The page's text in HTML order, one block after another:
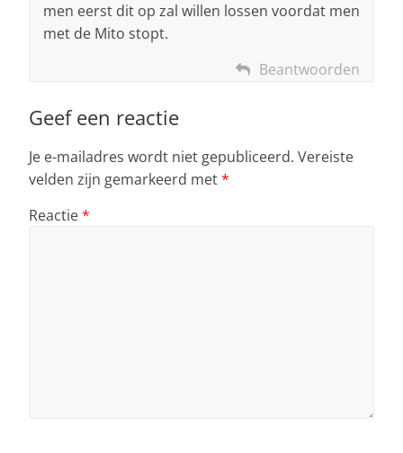
men eerst dit op zal willen lossen voordat men
met de Mito stopt.
Beantwoorden
Geef een reactie
Je e-mailadres wordt niet gepubliceerd. Vereiste
velden zijn gemarkeerd met*
Reactie*